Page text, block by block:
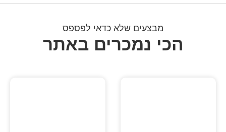
מבצעים שלא כדאי לפספס
הכי נמכרים באתר